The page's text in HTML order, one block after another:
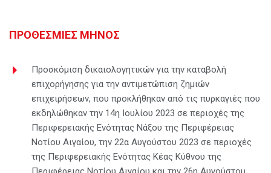
ΠΡΟΘΕΣΜΙΕΣ ΜΗΝΟΣ
Προσκόμιση δικαιολογητικών για την καταβολή
επιχορήγησης για την αντιμετώπιση ζημιών
επιχειρήσεων, που προκλήθηκαν από τις πυρκαγιές που
εκδηλώθηκαν την 14η Ιουλίου 2023 σε περιοχές της
Περιφερειακής Ενότητας Νάξου της Περιφέρειας
Νοτίου Αιγαίου, την 22α Αυγούστου 2023 σε περιοχές
της Περιφερειακής Ενότητας Κέας Κύθνου της